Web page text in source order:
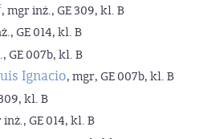
, mgr inż., GE 309, kl. B
GE 014, kl. B
GE 007b, kl. B
Ignacio, mgr, GE 007b, kl. B
kl. B
inż., GE 014, kl. B